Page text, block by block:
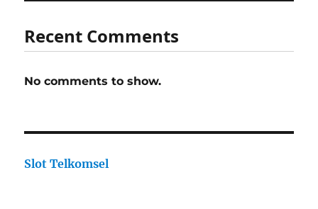
Recent Comments
No comments to show.
Slot Telkomsel